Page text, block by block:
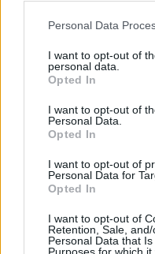
Personal Data
I want to opt-out of
personal data.
Opted In
I want to opt-out of
Personal Data.
Opted In
I want to opt-out of
Personal Data for
Opted In
I want to opt-out of
Retention, Sale,
Personal Data that
Purposes for which it